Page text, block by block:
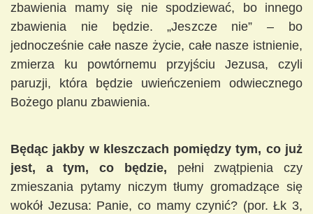
zbawienia mamy się nie spodziewać, bo innego
zbawienia nie będzie. „Jeszcze nie” – bo
jednocześnie całe nasze życie, całe nasze istnienie,
zmierza ku powtórnemu przyjściu Jezusa, czyli
paruzji, która będzie uwieńczeniem odwiecznego
Bożego planu zbawienia.
Będąc jakby w kleszczach pomiędzy tym, co już
jest, a tym, co będzie, pełni zwątpienia czy
zmieszania pytamy niczym tłumy gromadzące się
wokół Jezusa: Panie, co mamy czynić? (por. Łk 3,